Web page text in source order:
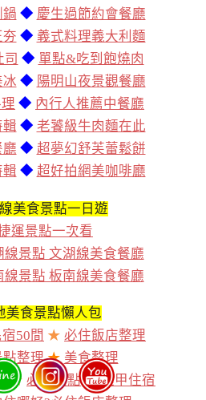
鍋 ◆ 慶生過節約會餐廳
◆ 義式料理義大利麵
司 ◆ 單點&吃到飽燒肉
◆ 陽明山夜景觀餐廳
◆ 內行人推薦中餐廳
輯 ◆ 老饕級牛肉麵在此
◆ 超夢幻舒芙蕾鬆餅
輯 ◆ 超好拍網美咖啡廳
美食景點一日遊
運景點一次看
線景點 文湖線美食餐廳
線景點 板南線美食餐廳
美食景點懶人包
50間 ★ 必住飯店整理
點整理★ 美食整理
★ 必去景點★ 逢甲住宿